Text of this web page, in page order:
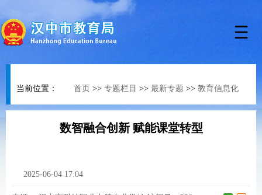
当前位置： 首页 >> 专题栏目 >> 最新专题 >> 教育信息化
数智融合创新 赋能课堂转型
2025-06-04 17:04